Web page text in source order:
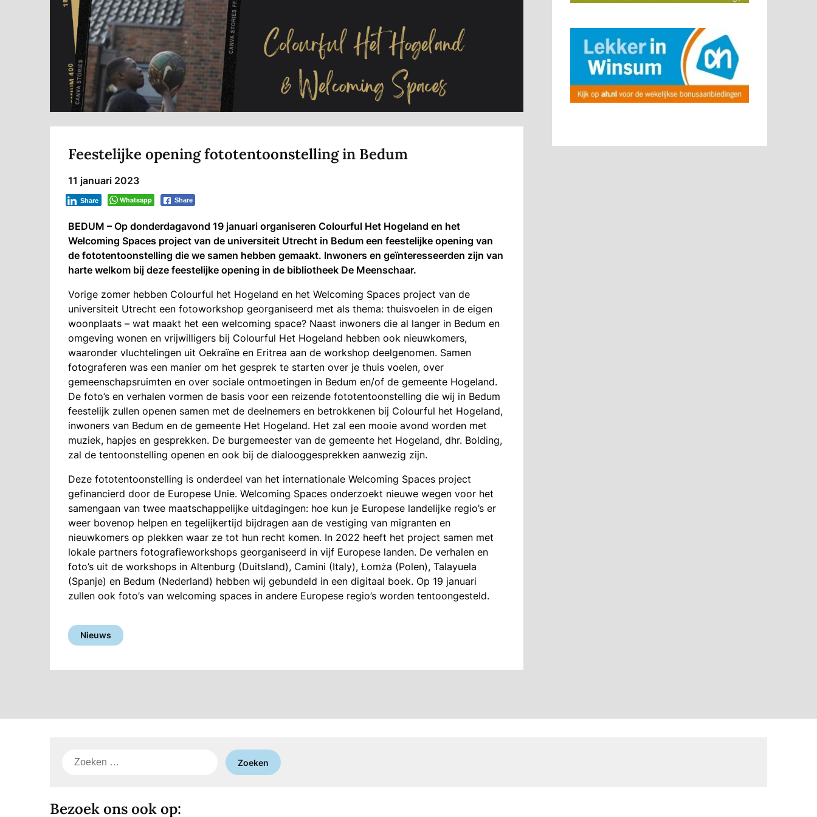
Feestelijke opening fototentoonstelling in Bedum
11 januari 2023
Whatsapp Share
Share
BEDUM – Op donderdagavond 19 januari organiseren Colourful Het Hogeland en het
Welcoming Spaces project van de universiteit Utrecht in Bedum een feestelijke opening van
de fototentoonstelling die we samen hebben gemaakt. Inwoners en geïnteresseerden zijn van
harte welkom bij deze feestelijke opening in de bibliotheek De Meenschaar.
Vorige zomer hebben Colourful het Hogeland en het Welcoming Spaces project van de
universiteit Utrecht een fotoworkshop georganiseerd met als thema: thuisvoelen in de eigen
woonplaats – wat maakt het een welcoming space? Naast inwoners die al langer in Bedum en
omgeving wonen en vrijwilligers bij Colourful Het Hogeland hebben ook nieuwkomers,
waaronder vluchtelingen uit Oekraïne en Eritrea aan de workshop deelgenomen. Samen
fotograferen was een manier om het gesprek te starten over je thuis voelen, over
gemeenschapsruimten en over sociale ontmoetingen in Bedum en/of de gemeente Hogeland.
De foto’s en verhalen vormen de basis voor een reizende fototentoonstelling die wij in Bedum
feestelijk zullen openen samen met de deelnemers en betrokkenen bij Colourful het Hogeland,
inwoners van Bedum en de gemeente Het Hogeland. Het zal een mooie avond worden met
muziek, hapjes en gesprekken. De burgemeester van de gemeente het Hogeland, dhr. Bolding,
zal de tentoonstelling openen en ook bij de dialooggesprekken aanwezig zijn.
Deze fototentoonstelling is onderdeel van het internationale Welcoming Spaces project
gefinancierd door de Europese Unie. Welcoming Spaces onderzoekt nieuwe wegen voor het
samengaan van twee maatschappelijke uitdagingen: hoe kun je Europese landelijke regio’s er
weer bovenop helpen en tegelijkertijd bijdragen aan de vestiging van migranten en
nieuwkomers op plekken waar ze tot hun recht komen. In 2022 heeft het project samen met
lokale partners fotografieworkshops georganiseerd in vijf Europese landen. De verhalen en
foto’s uit de workshops in Altenburg (Duitsland), Camini (Italy), Łomża (Polen), Talayuela
(Spanje) en Bedum (Nederland) hebben wij gebundeld in een digitaal boek. Op 19 januari
zullen ook foto’s van welcoming spaces in andere Europese regio’s worden tentoongesteld.
Nieuws
Zoeken
Bezoek ons ook op: